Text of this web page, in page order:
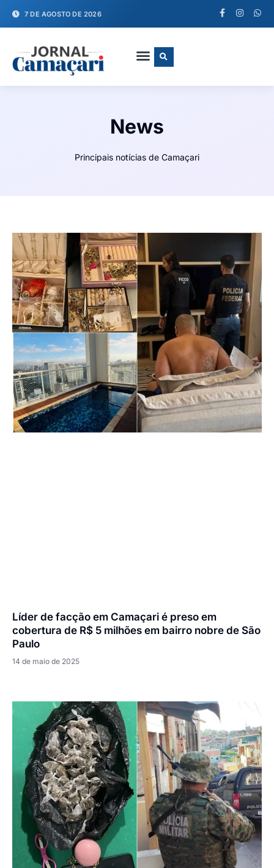
7 DE AGOSTO DE 2026
News
Principais notícias de Camaçari
Líder de facção em Camaçari é preso em
cobertura de R$ 5 milhões em bairro nobre de São
Paulo
14 de maio de 2025